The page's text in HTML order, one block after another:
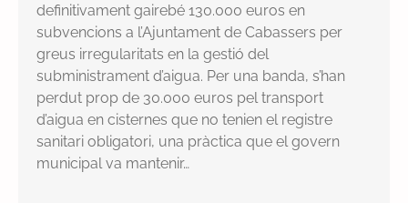
definitivament gairebé 130.000 euros en
subvencions a l’Ajuntament de Cabassers per
greus irregularitats en la gestió del
subministrament d’aigua. Per una banda, s’han
perdut prop de 30.000 euros pel transport
d’aigua en cisternes que no tenien el registre
sanitari obligatori, una pràctica que el govern
municipal va mantenir…